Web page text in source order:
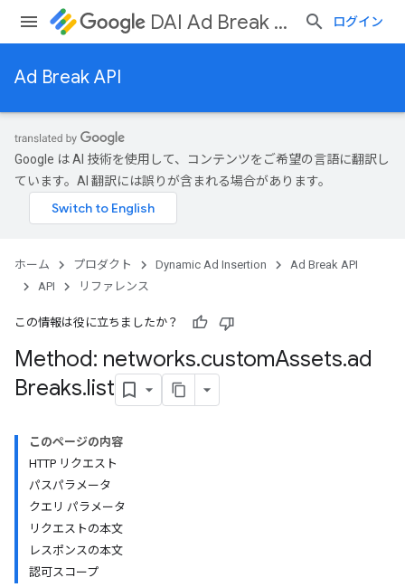
DAI Ad Break API ログイン
Ad Break API
Google は AI 技術を使用して、コンテンツをご希望の言語に翻訳し
ています。AI 翻訳には誤りが含まれる場合があります。
ホーム プロダクト Dynamic Ad Insertion
Ad Break API
API
リファレンス
この情報は役に立ちましたか？
Method: networks.customAssets.ad
Breaks.list
このページの内容
HTTP リクエスト
パスパラメータ
クエリ パラメータ
リクエストの本文
レスポンスの本文
認可スコープ